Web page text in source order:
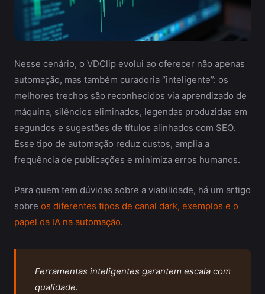
Nesse cenário, o VDClip evolui ao oferecer não apenas
automação, mas também curadoria “inteligente”: os
melhores trechos são reconhecidos via aprendizado de
máquina, silêncios eliminados, legendas produzidas em
segundos e sugestões de títulos alinhados com SEO.
Esse tipo de automação reduz custos, amplia a
frequência de publicações e minimiza erros humanos.
Para quem tem dúvidas sobre a viabilidade, há um artigo
sobre os diferentes tipos de canal dark, exemplos e o
papel da IA na automação.
Ferramentas inteligentes garantem escala com
qualidade.